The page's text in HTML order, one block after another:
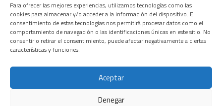
Para ofrecer las mejores experiencias, utilizamos tecnologías como las
cookies para almacenar y/o acceder a la información del dispositivo. El
consentimiento de estas tecnologías nos permitirá procesar datos como el
comportamiento de navegación o las identificaciones únicas en este sitio. No
consentir o retirar el consentimiento, puede afectar negativamente a ciertas
características y funciones.
Aceptar
Denegar